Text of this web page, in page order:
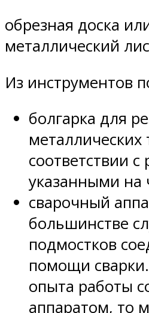
обрезная доска
металлический
Из инструментов
болгарка для
металлических
соответствии
указанными на
сварочный
большинстве
подмостков
помощи
опыта работы
аппаратом, то